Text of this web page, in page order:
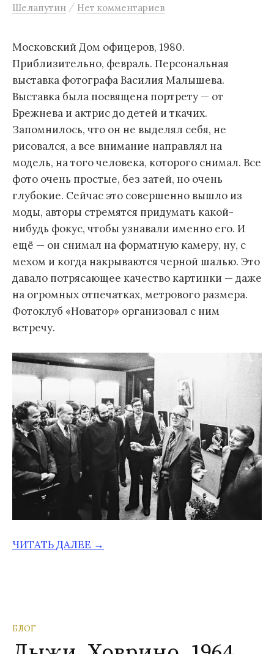
Шелапутин / Нет комментариев
Московский Дом офицеров, 1980.
Приблизительно, февраль. Персональная
выставка фотографа Василия Малышева.
Выставка была посвящена портрету — от
Брежнева и актрис до детей и ткачих.
Запомнилось, что он не выделял себя, не
рисовался, а все внимание направлял на
модель, на того человека, которого снимал. Все
фото очень простые, без затей, но очень
глубокие. Сейчас это совершенно вышло из
моды, авторы стремятся придумать какой-
нибудь фокус, чтобы узнавали именно его. И
ещё — он снимал на форматную камеру, ну, с
мехом и когда накрываются черной шалью. Это
давало потрясающее качество картинки — даже
на огромных отпечатках, метрового размера.
Фотоклуб «Новатор» организовал с ним
встречу.
ЧИТАТЬ ДАЛЕЕ →
БЛОГ